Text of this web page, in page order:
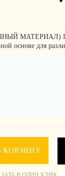
МАТЕРИАЛ)
основе для
КОРЗИНУ